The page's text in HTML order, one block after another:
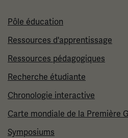
Pôle éducation
Ressources d'apprentissage
Ressources pédagogiques
Recherche étudiante
Chronologie interactive
Carte mondiale de la Première
Symposiums